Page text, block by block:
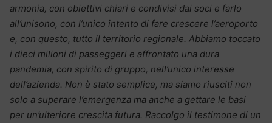
armonia, con obiettivi chiari e condivisi dai soci e farlo
all’unisono, con l’unico intento di fare crescere l’aeroporto
e, con questo, tutto il territorio regionale. Abbiamo toccato
i dieci milioni di passeggeri e affrontato una dura
pandemia, con spirito di gruppo, nell’unico interesse
dell’azienda. Non è stato semplice, ma siamo riusciti non
solo a superare l’emergenza ma anche a gettare le basi
per un’ulteriore crescita futura. Raccolgo il testimone di un